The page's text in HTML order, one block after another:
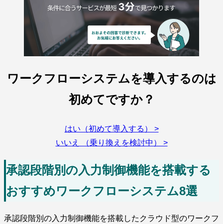
ワークフローシステムを導入するのは
初めてですか？
はい（初めて導入する） >
いいえ （乗り換えを検討中） >
承認段階別の入力制御機能を搭載する
おすすめワークフローシステム8選
承認段階別の入力制御機能を搭載したクラウド型のワークフ